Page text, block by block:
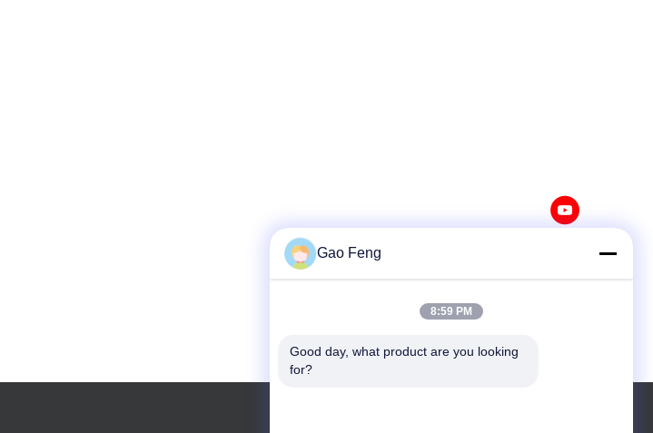
Gao Feng
8:59 PM
Good day, what product are you looking
for?